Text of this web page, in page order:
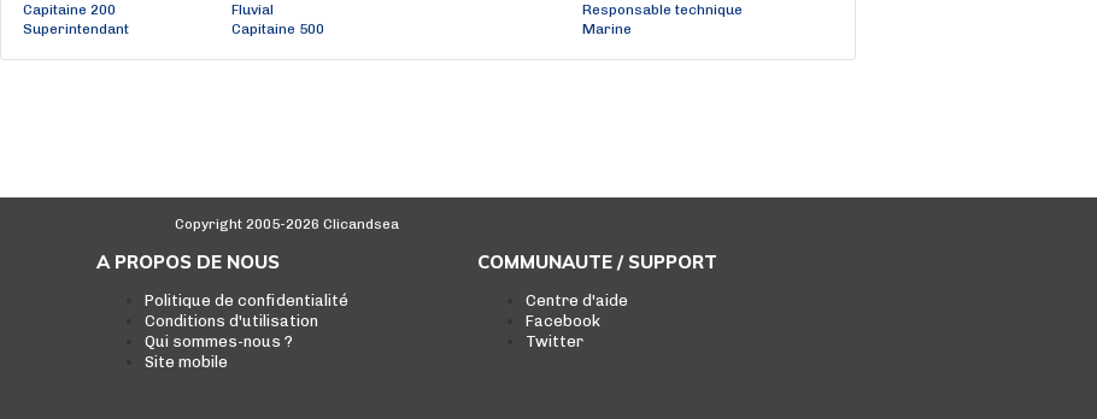
Capitaine 200
Fluvial
Responsable technique
Superintendant
Capitaine 500 Marine
Copyright 2005-2026 Clicandsea
A PROPOS DE NOUS
Politique de confidentialité
Conditions d'utilisation
Qui sommes-nous ?
Site mobile
COMMUNAUTE / SUPPORT
Centre d'aide
Facebook
Twitter